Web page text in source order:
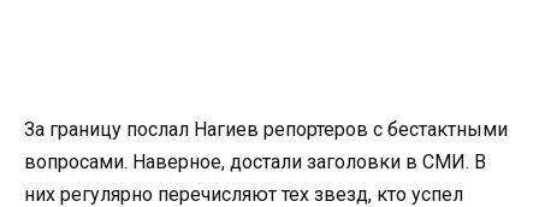
За границу послал Нагиев репортеров с бестактными
вопросами. Наверное, достали заголовки в СМИ. В
них регулярно перечисляют тех звезд, кто успел